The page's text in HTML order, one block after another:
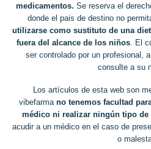
medicamentos. Se reserva el
donde el pais de destino no
utilizarse como sustituto de una
fuera del alcance de los niños. El
ser controlado por un profesional,
consulte a su
Los artículos de esta web son
vibefarma no tenemos facultad
médico ni realizar ningún tipo de
acudir a un médico en el caso de
o